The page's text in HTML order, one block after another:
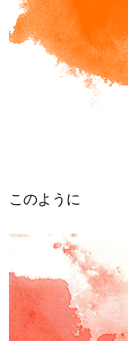
このように